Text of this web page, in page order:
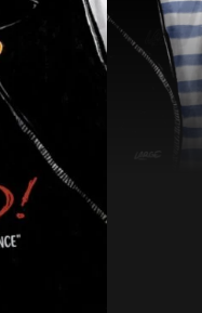
la gestion de votre
. Vous pouvez retirer votre
consultez notre